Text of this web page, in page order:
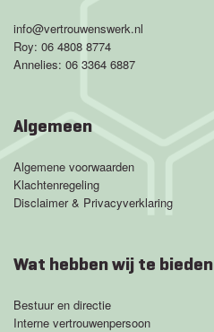
info@vertrouwenswerk.nl
Roy:06 4808 8774
Annelies:06 3364 6887
Algemeen
Algemene voorwaarden
Klachtenregeling
Disclaimer & Privacyverklaring
Wat hebben wij te bieden
Bestuur en directie
Interne vertrouwenpersoon